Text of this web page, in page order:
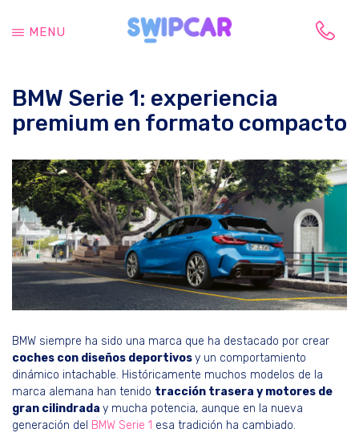
principal
cambia,
tu
coche
MENU
BMW Serie 1: experiencia
premium en formato compacto
BMW siempre ha sido una marca que ha destacado por crear
coches con diseños deportivosy un comportamiento
dinámico intachable. Históricamente muchos modelos de la
marca alemana han tenido tracción trasera y motores de
gran cilindrada y mucha potencia, aunque en la nueva
generación del BMW Serie 1 esa tradición ha cambiado.